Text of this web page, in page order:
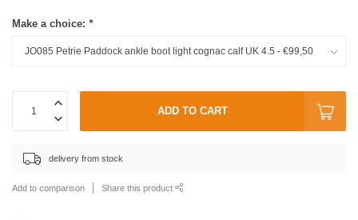
Make a choice: *
ADD TO CART
delivery from stock
Add to comparison Share this product